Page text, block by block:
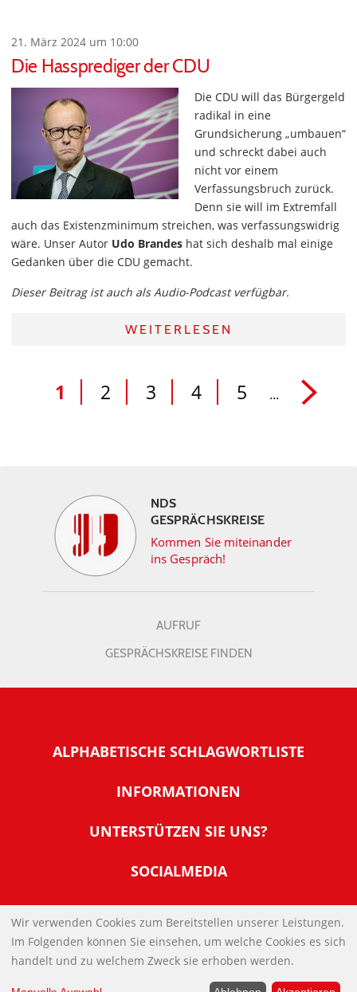
21. März 2024 um 10:00
Die Hassprediger der CDU
Die CDU will das Bürgergeld
radikal in eine
Grundsicherung „umbauen“
und schreckt dabei auch
nicht vor einem
Verfassungsbruch zurück.
Denn sie will im Extremfall
auch das Existenzminimum streichen, was verfassungswidrig
wäre. Unser Autor Udo Brandes hat sich deshalb mal einige
Gedanken über die CDU gemacht.
Dieser Beitrag ist auch als Audio-Podcast verfügbar.
WEITERLESEN
1 2 3 4 5 ...
NDS
GESPRÄCHSKREISE
Kommen Sie miteinander
ins Gespräch!
AUFRUF
GESPRÄCHSKREISE FINDEN
ALPHABETISCHE SCHLAGWORTLISTE
INFORMATIONEN
Warum NachDenkSeiten
Tipps zur Nutzung der NachDenkSeiten
Banner und E-Mail-Signaturen
Links
Kontakt
Impressum
UNTERSTÜTZEN SIE UNS?
Werden Sie Fördermitglied
Spenden Sie Online
SOCIALMEDIA
IMPRESSUM
DATENSCHUTZERKLÄRUNG
Wir verwenden Cookies zum Bereitstellen unserer Leistungen.
Im Folgenden können Sie einsehen, um welche Cookies es sich
handelt und zu welchem Zweck sie erhoben werden.